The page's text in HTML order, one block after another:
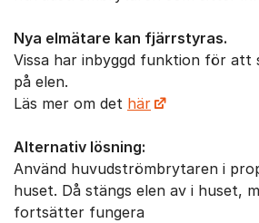
Nya elmätare kan fjärrstyras.
Vissa har inbyggd funktion för att
på elen.
Läs mer om det här
Alternativ lösning:
Använd huvudströmbrytaren i
huset. Då stängs elen av i huset,
fortsätter fungera